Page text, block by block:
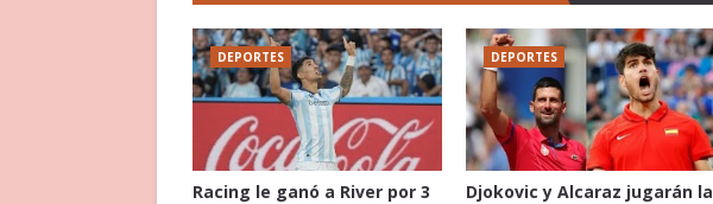
DEPORTES
Racing le ganó a River por 3
DEPORTES
Djokovic y Alcaraz jugarán la